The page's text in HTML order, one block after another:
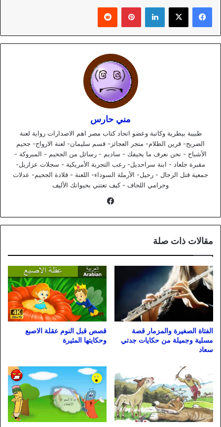
لينكدإن بينتيريست
مني حارس
طبيبة بيطرية وكاتبة وعضو اتحاد كتاب مصر اهم الاصدارات رواية لعنة
الضريح- قرين الظلام- متجر العجائز- قسم سليمان- لعنة الارواح- جحيم
الأشباح - نحن نعرف ما يخيفك - ساديم - رسائل من الجحيم - المبروكة -
مقبرة جلعاد - ابنة سراحديل- رعب التجربة الأمريكية - سجلات عزازيل-
جمعية قتل الرجال - رحيل- الأرملة السوداء- اللعنة - قلادة الجحيم- عدلات
وحرامي اللحاف - كيف تعتني بحيوانك الأليف
مقالات ذات صلة
الفتاة الصغيرة والمزمار قصة
مسلية وجميلة من حكايات جدتي
سعاد
قصص قبل النوم عقلة الاصبع
وحكايتها المثيرة